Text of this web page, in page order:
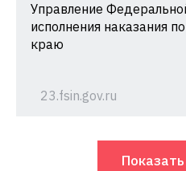
Управление
исполнения наказания
краю
23.fsin.gov.ru